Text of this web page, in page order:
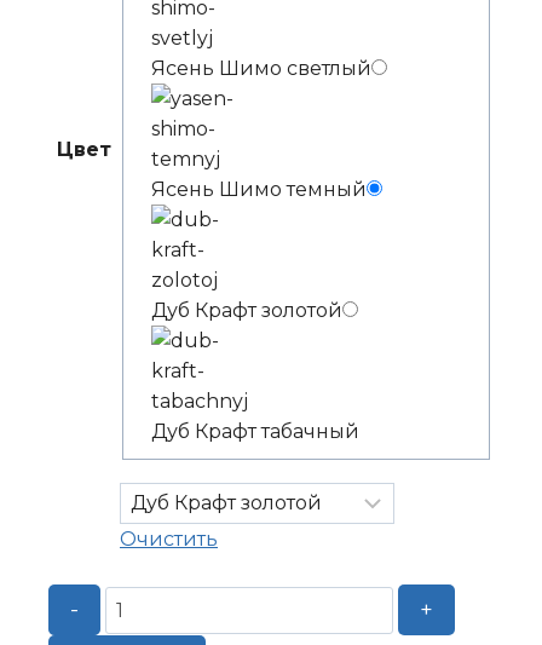
Цвет
Ясень Шимо светлый
Ясень Шимо темный
Дуб Крафт золотой
Дуб Крафт табачный
Очистить
-
Количество
товара
+